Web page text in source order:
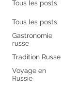
Tous les posts
Gastronomie
russe
Tradition Russe
Voyage en
Russie
Tous les posts